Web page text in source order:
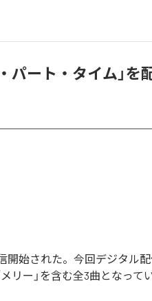
パート・タイム」を
開始された。今回デジタル
リー」を含む全3曲となって